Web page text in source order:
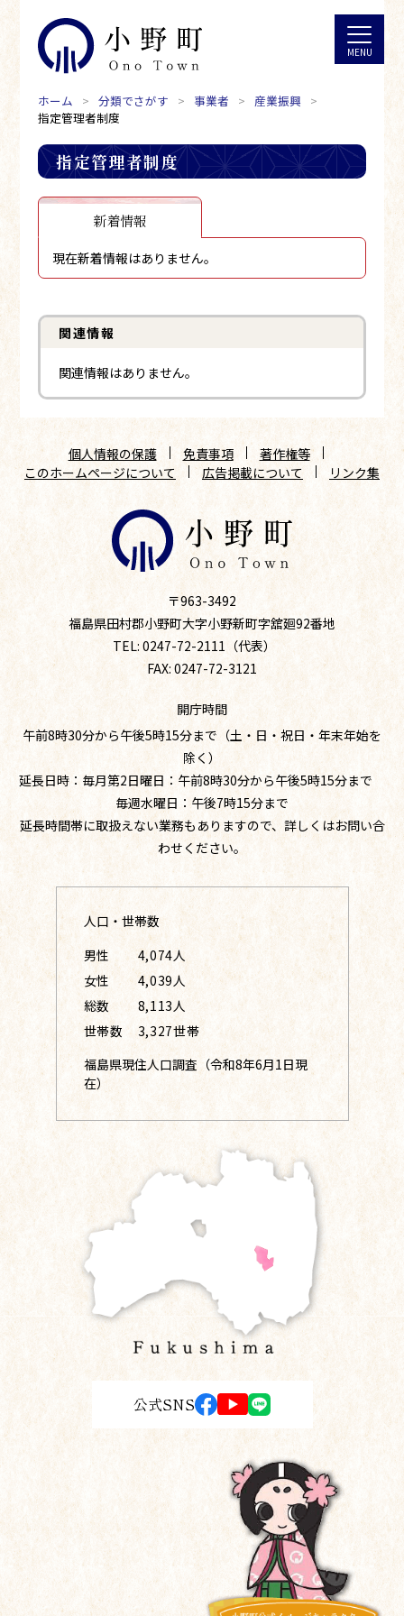
ホーム 分類でさがす 事業者
産業振興
指定管理者制度
指定管理者制度
新着情報
現在新着情報はありません。
関連情報
関連情報はありません。
個人情報の保護 免責事項
著作権等
このホームページについて
広告掲載について リンク集
〒963-3492
福島県田村郡小野町大字小野新町字舘廻92番地
TEL: 0247-72-2111（代表）
FAX: 0247-72-3121
開庁時間
午前8時30分から午後5時15分まで（土・日・祝日・年末年始を
除く）
延長日時：毎月第2日曜日：午前8時30分から午後5時15分まで
毎週水曜日：午後7時15分まで
延長時間帯に取扱えない業務もありますので、詳しくはお問い合
わせください。
人口・世帯数
男性
4,074人
女性
4,039人
総数
8,113人
世帯数
3,327世帯
福島県現住人口調査（令和8年6月1日現
在）
公式SNS